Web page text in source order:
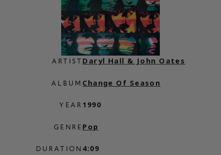
ARTIST
ALBUM
YEAR
GENRE
DURATION
Daryl Hall & John Oates
Change Of Season
1990
Pop
4:09